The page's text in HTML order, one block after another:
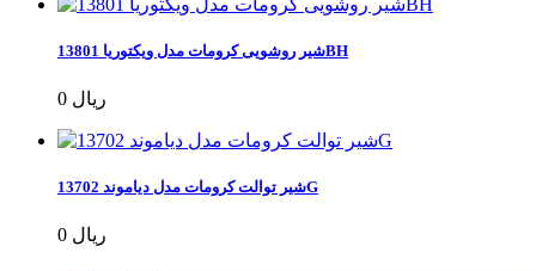
شیر روشویی کرومات مدل ویکتوریا 13801BH
0 ریال
شیر توالت کرومات مدل دیاموند 13702G
0 ریال